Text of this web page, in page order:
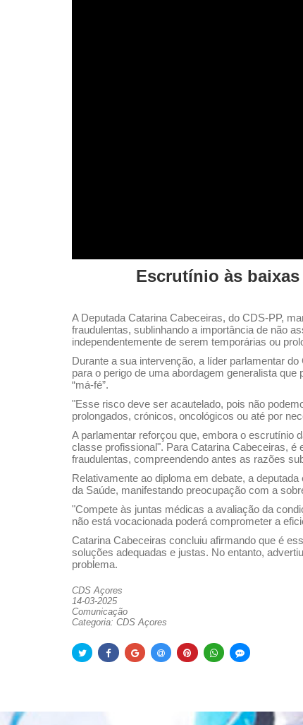
Escrutínio às
A Deputada Catarina Cabeceiras, do CDS-PP,
fraudulentas, sublinhando a importância de não
independentemente de serem temporárias ou
Durante a sua intervenção, a líder parlamentar
para o perigo de uma abordagem generalista
“má-fé”.
"Esse risco deve ser acautelado, pois não
prolongados, crónicos, oncológicos ou até por
A parlamentar reforçou que, embora o escrutínio
classe profissional". Para Catarina Cabeceiras,
fraudulentas, compreendendo antes as razões
Relativamente ao diploma em debate, a
da Saúde, manifestando preocupação com a
"Compete às juntas médicas a avaliação da
não está vocacionada poderá comprometer a
Catarina Cabeceiras concluiu afirmando que é
soluções adequadas e justas. No entanto,
problema.
CDS Açores
14-03-2025
Comunicação
Categoria: CDS Açores